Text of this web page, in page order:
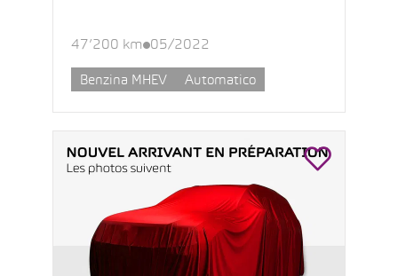
47’200 km 05/2022
Benzina MHEV Automatico